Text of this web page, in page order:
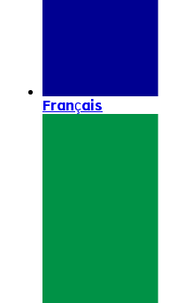
Français